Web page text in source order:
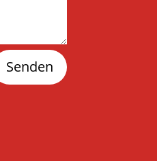
Senden